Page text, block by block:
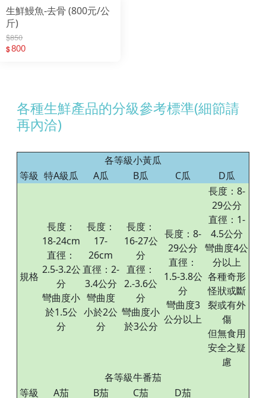
生鮮鰻魚-去骨 (800元/公
斤)
$850
$800
各種生鮮產品的分級參考標準(細節請
再內洽)
各等級小黃瓜
等級 特A級瓜 A瓜 B瓜 C瓜 D瓜
規格
長度：
18-24cm
直徑：
2.5-3.2公
分
彎曲度小
於1.5公
分
長度：
17-
26cm
直徑：2-
3.4公分
彎曲度
小於2公
分
長度：
16-27公
分
直徑：
2.-3.6公
分
彎曲度小
於3公分
長度：8-
29公分
直徑：
1.5-3.8公
分
彎曲度3
公分以上
長度：8-
29公分
直徑：1-
4.5公分
彎曲度4公
分以上
各種奇形
怪狀或斷
裂或有外
傷
但無食用
安全之疑
慮
各等級牛番茄
等級
A茄 B茄 C茄 D茄